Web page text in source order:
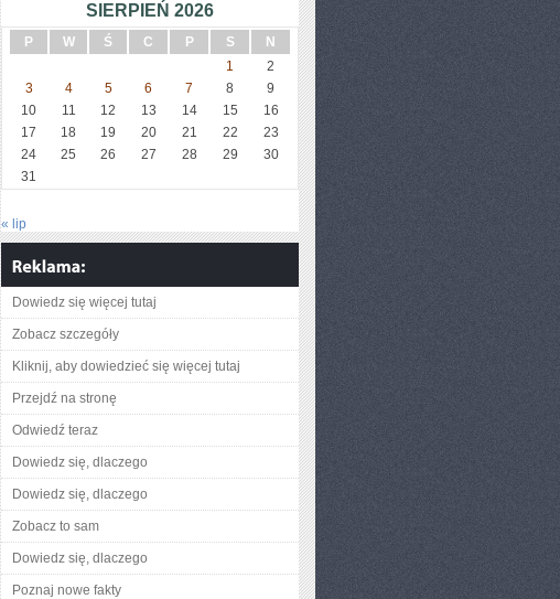
SIERPIEŃ 2026
P W Ś C P S
N
1
2
3
4 5 6 7 8
9
10
11 12 13 14 15
16
17
18 19 20 21 22
23
24
25 26 27 28 29
30
31
« lip
Dowiedz się więcej tutaj
Zobacz szczegóły
Kliknij, aby dowiedzieć się więcej tutaj
Przejdź na stronę
Odwiedź teraz
Dowiedz się, dlaczego
Dowiedz się, dlaczego
Zobacz to sam
Dowiedz się, dlaczego
Poznaj nowe fakty